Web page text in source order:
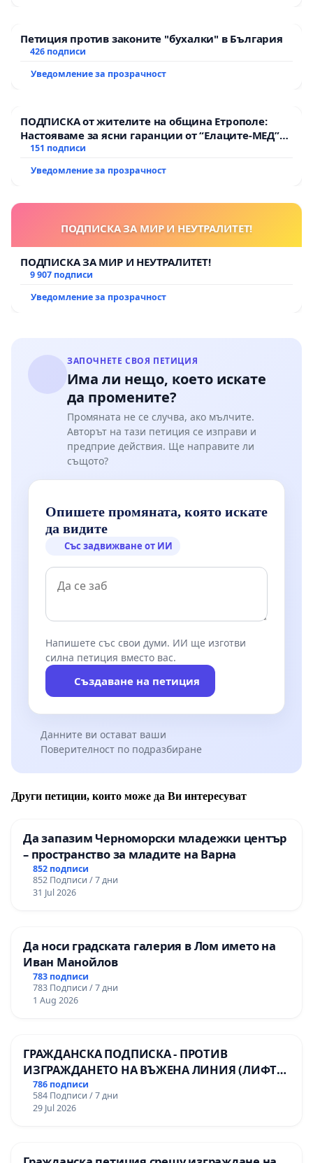
Петиция против законите "бухалки" в България
426 подписи
Уведомление за прозрачност
ПОДПИСКА от жителите на община Етрополе:
Настояваме за ясни гаранции от “Елаците-МЕД”
АД и от държавата, че ще се изпълнят всички
151 подписи
Уведомление за прозрачност
ПОДПИСКА ЗА МИР И НЕУТРАЛИТЕТ!
ПОДПИСКА ЗА МИР И НЕУТРАЛИТЕТ!
9 907 подписи
Уведомление за прозрачност
ЗАПОЧНЕТЕ СВОЯ ПЕТИЦИЯ
Има ли нещо, което искате
да промените?
Промяната не се случва, ако мълчите.
Авторът на тази петиция се изправи и
предприе действия. Ще направите ли
същото?
Опишете промяната, която искате
да видите
Със задвижване от ИИ
Напишете със свои думи. ИИ ще изготви
силна петиция вместо вас.
Създаване на петиция
Данните ви остават ваши
Поверителност по подразбиране
Други петиции, които може да Ви интересуват
Да запазим Черноморски младежки център
– пространство за младите на Варна
852 подписи
852 Подписи / 7 дни
31 Jul 2026
Да носи градската галерия в Лом името на
Иван Манойлов
783 подписи
783 Подписи / 7 дни
1 Aug 2026
ГРАЖДАНСКА ПОДПИСКА - ПРОТИВ
ИЗГРАЖДАНЕТО НА ВЪЖЕНА ЛИНИЯ (ЛИФТ)
НА ТЕРИТОРИЯТА НА ПРИРОДНА
ЗАБЕЛЕЖИТЕЛНОСТ „ХЪЛМ НА
ОСВОБОДИТЕЛИТЕ“ (БУНАРДЖИК)
786 подписи
584 Подписи / 7 дни
29 Jul 2026